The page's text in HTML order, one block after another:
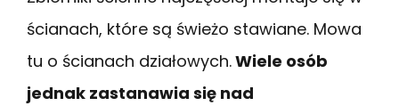
ścianach, które są świeżo stawiane. Mowa
tu o ścianach działowych.Wiele osób
jednak zastanawia się nad